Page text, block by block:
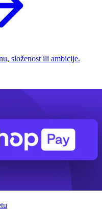
složenost ili ambicije.